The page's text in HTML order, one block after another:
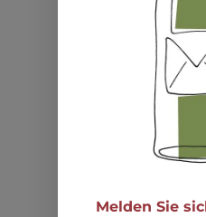
Melden Sie
19
Akashi White Oak
Whisky
CHF